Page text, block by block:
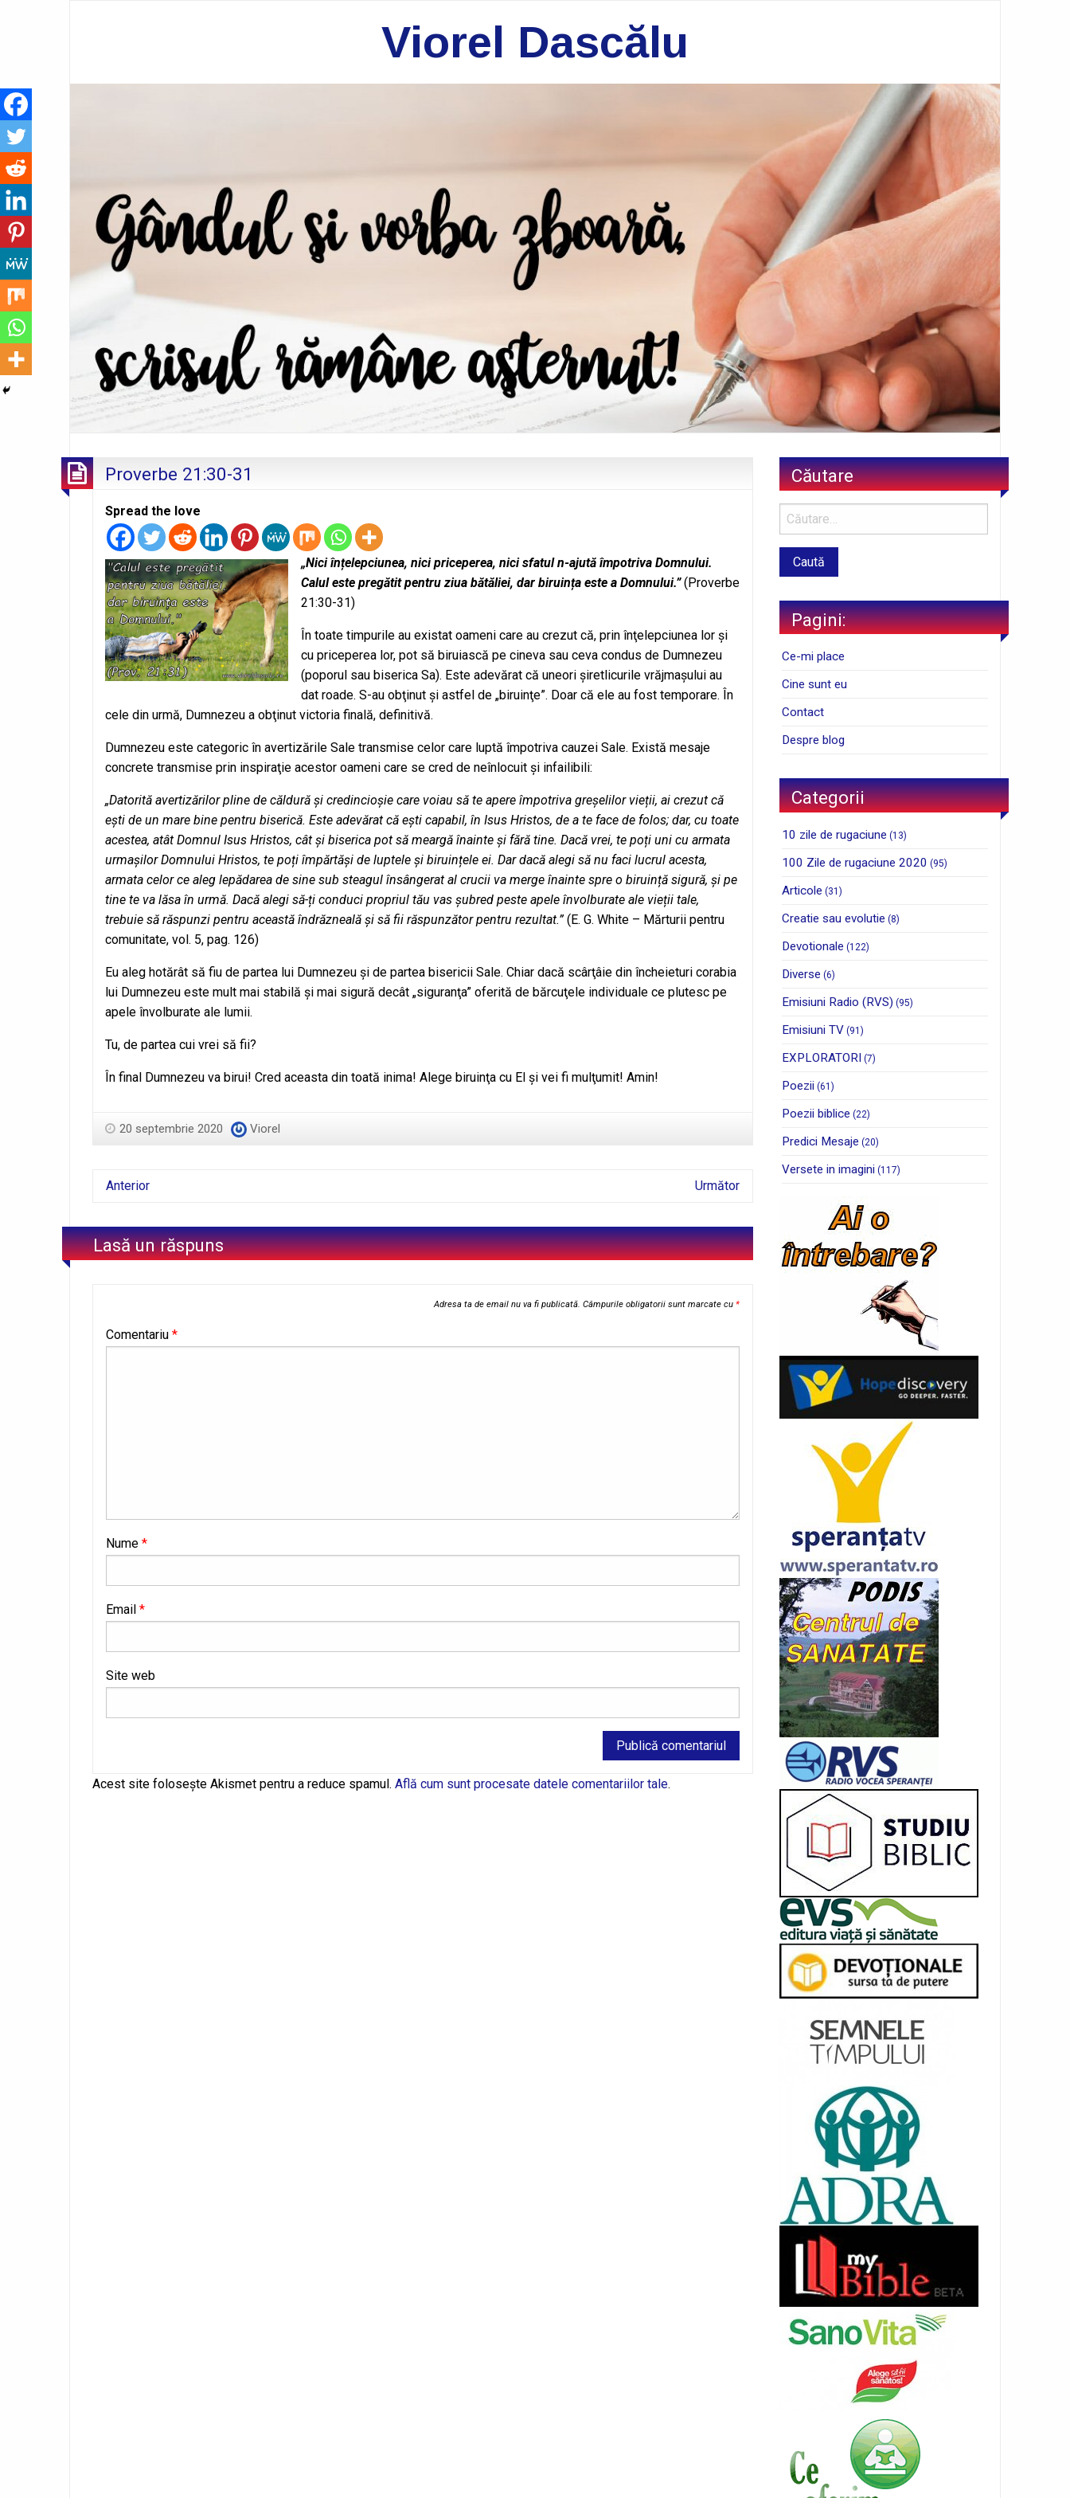
Viorel Dascălu
Proverbe 21:30-31
Spread the love
„Nici înțelepciunea, nici priceperea, nici sfatul n-ajută împotriva Domnului.
Calul este pregătit pentru ziua bătăliei, dar biruința este a Domnului.”(Proverbe
21:30-31)
În toate timpurile au existat oameni care au crezut că, prin înţelepciunea lor şi
cu priceperea lor, pot să biruiască pe cineva sau ceva condus de Dumnezeu
(poporul sau biserica Sa). Este adevărat că uneori şiretlicurile vrăjmaşului au
dat roade. S-au obţinut şi astfel de „biruinţe”. Doar că ele au fost temporare. În
cele din urmă, Dumnezeu a obţinut victoria finală, definitivă.
Dumnezeu este categoric în avertizările Sale transmise celor care luptă împotriva cauzei Sale. Există mesaje
concrete transmise prin inspiraţie acestor oameni care se cred de neînlocuit şi infailibili:
„Datorită avertizărilor pline de căldură și credincioșie care voiau să te apere împotriva greșelilor vieții, ai crezut că
ești de un mare bine pentru biserică. Este adevărat că ești capabil, în Isus Hristos, de a te face de folos; dar, cu toate
acestea, atât Domnul Isus Hristos, cât și biserica pot să meargă înainte și fără tine. Dacă vrei, te poți uni cu armata
urmașilor Domnului Hristos, te poți împărtăși de luptele și biruințele ei. Dar dacă alegi să nu faci lucrul acesta,
armata celor ce aleg lepădarea de sine sub steagul însângerat al crucii va merge înainte spre o biruință sigură, și pe
tine te va lăsa în urmă. Dacă alegi să-ți conduci propriul tău vas șubred peste apele învolburate ale vieții tale,
trebuie să răspunzi pentru această îndrăzneală și să fii răspunzător pentru rezultat.”(E. G. White – Mărturii pentru
comunitate, vol. 5, pag. 126)
Eu aleg hotărât să fiu de partea lui Dumnezeu şi de partea bisericii Sale. Chiar dacă scârţâie din încheieturi corabia
lui Dumnezeu este mult mai stabilă şi mai sigură decât „siguranţa” oferită de bărcuţele individuale ce plutesc pe
apele învolburate ale lumii.
Tu, de partea cui vrei să fii?
În final Dumnezeu va birui! Cred aceasta din toată inima! Alege biruinţa cu El şi vei fi mulţumit! Amin!
20 septembrie 2020 Viorel
Anterior Următor
Lasă un răspuns
Adresa ta de email nu va fi publicată. Câmpurile obligatorii sunt marcate cu *
Comentariu *
Nume *
Email *
Site web
Alternative:
Acest site folosește Akismet pentru a reduce spamul. Află cum sunt procesate datele comentariilor tale.
Căutare
Pagini:
Ce-mi place
Cine sunt eu
Contact
Despre blog
Categorii
10 zile de rugaciune (13)
100 Zile de rugaciune 2020 (95)
Articole (31)
Creatie sau evolutie (8)
Devotionale (122)
Diverse (6)
Emisiuni Radio (RVS) (95)
Emisiuni TV (91)
EXPLORATORI (7)
Poezii (61)
Poezii biblice (22)
Predici Mesaje (20)
Versete in imagini (117)